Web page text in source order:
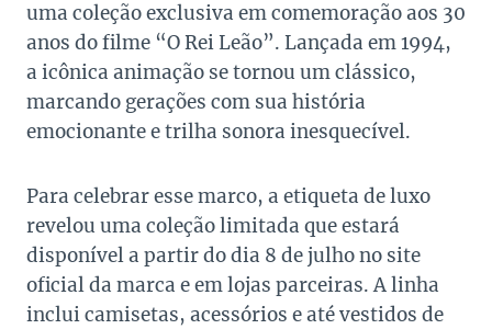
uma coleção exclusiva em comemoração aos 30
anos do filme “O Rei Leão”. Lançada em 1994,
a icônica animação se tornou um clássico,
marcando gerações com sua história
emocionante e trilha sonora inesquecível.
Para celebrar esse marco, a etiqueta de luxo
revelou uma coleção limitada que estará
disponível a partir do dia 8 de julho no site
oficial da marca e em lojas parceiras. A linha
inclui camisetas, acessórios e até vestidos de